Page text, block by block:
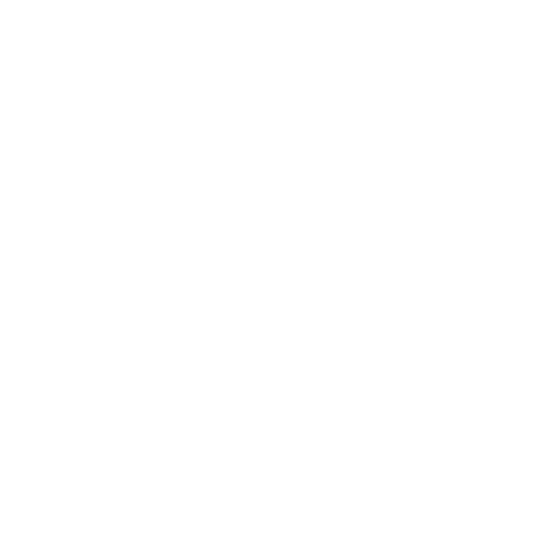
di Gana, verso il Riale dei Canali laddove inizia la salita verso il
che possiamo definire un anfiteatro, situato su un falso piano, con